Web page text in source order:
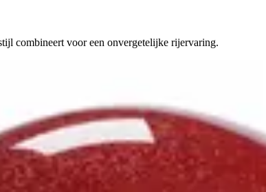
combineert voor een onvergetelijke rijervaring.